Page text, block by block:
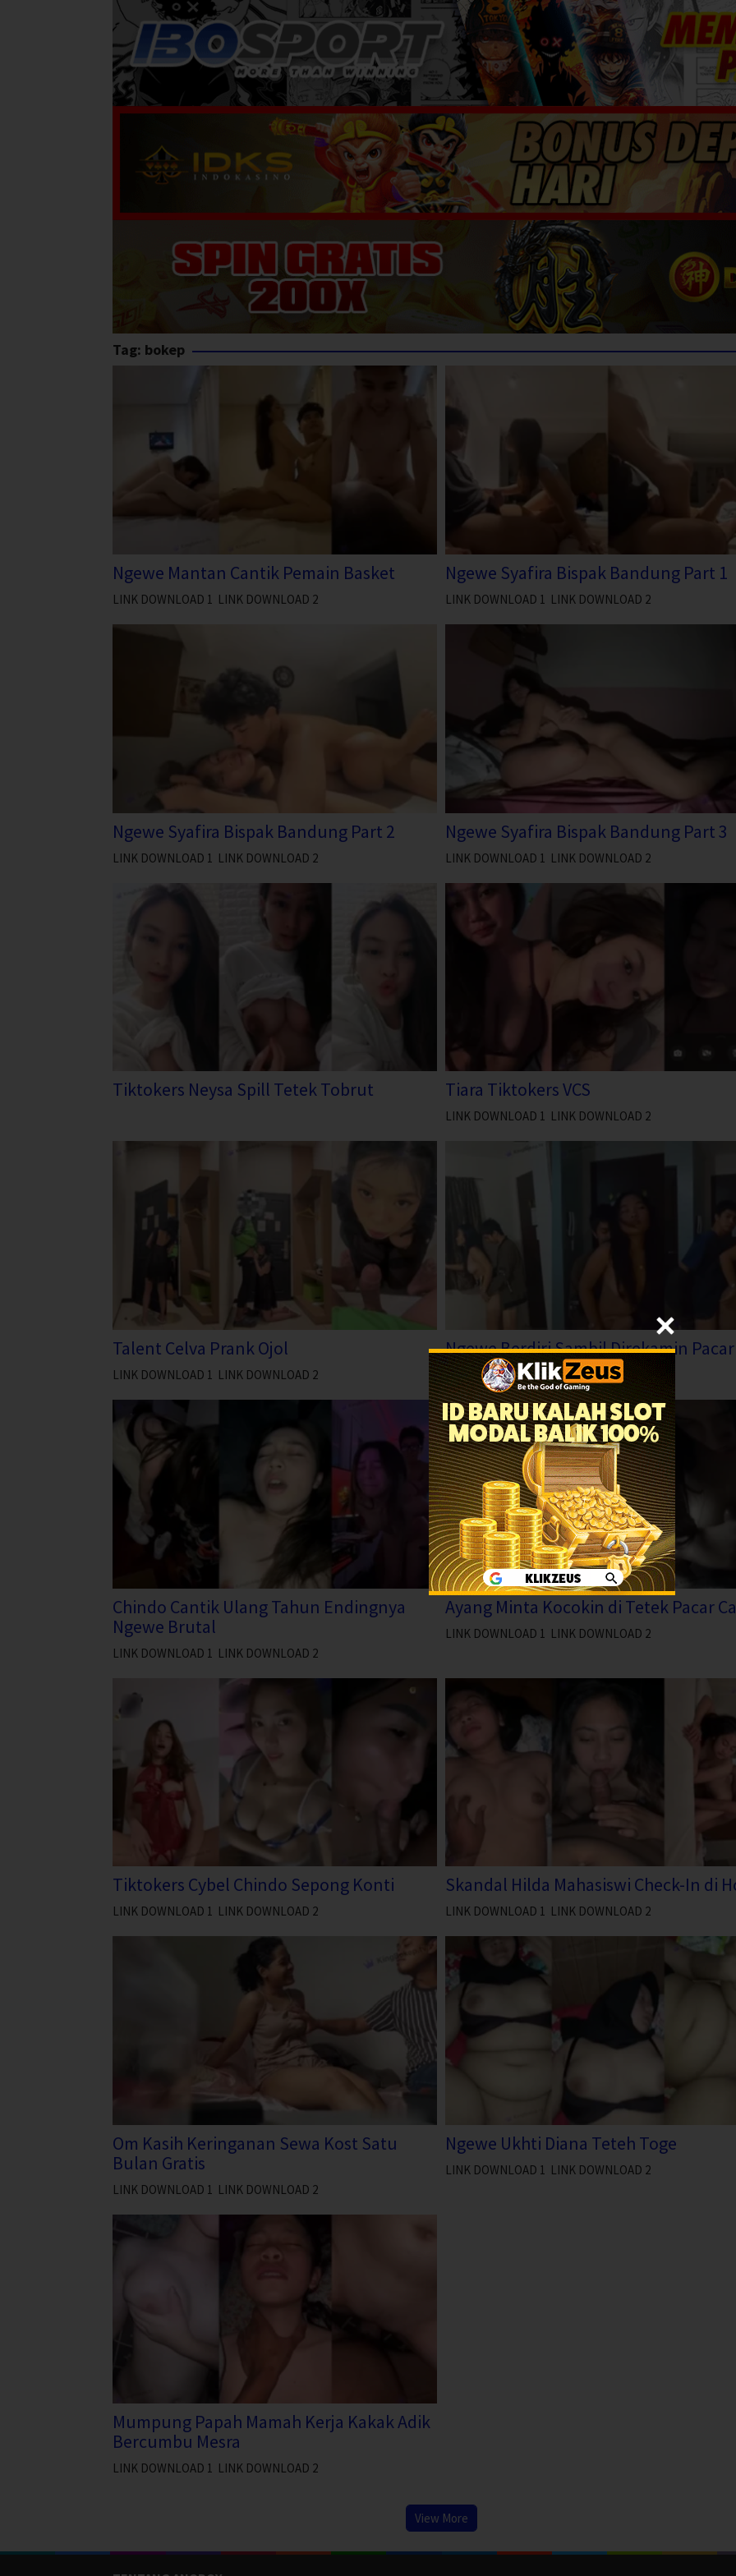
Tag: bokep
Ngewe Mantan Cantik Pemain Basket
LINK DOWNLOAD 1 LINK DOWNLOAD 2
Ngewe Syafira Bispak Bandung Part 1
LINK DOWNLOAD 1 LINK DOWNLOAD 2
Ngewe Syafira Bispak Bandung Part 2
LINK DOWNLOAD 1 LINK DOWNLOAD 2
Ngewe Syafira Bispak Bandung Part 3
LINK DOWNLOAD 1 LINK DOWNLOAD 2
Tiktokers Neysa Spill Tetek Tobrut Tiara Tiktokers VCS
LINK DOWNLOAD 1 LINK DOWNLOAD 2
Talent Celva Prank Ojol
LINK DOWNLOAD 1 LINK DOWNLOAD 2
Ngewe Berdiri Sambil Direkamin Pacar
LINK DOWNLOAD 1 LINK DOWNLOAD 2
Chindo Cantik Ulang Tahun Endingnya
Ngewe Brutal
LINK DOWNLOAD 1 LINK DOWNLOAD 2
Ayang Minta Kocokin di Tetek Pacar
LINK DOWNLOAD 1 LINK DOWNLOAD 2
Tiktokers Cybel Chindo Sepong Konti
LINK DOWNLOAD 1 LINK DOWNLOAD 2
Skandal Hilda Mahasiswi Check-In di
LINK DOWNLOAD 1 LINK DOWNLOAD 2
Om Kasih Keringanan Sewa Kost Satu
Bulan Gratis
LINK DOWNLOAD 1 LINK DOWNLOAD 2
Ngewe Ukhti Diana Teteh Toge
LINK DOWNLOAD 1 LINK DOWNLOAD 2
Mumpung Papah Mamah Kerja Kakak Adik
Bercumbu Mesra
LINK DOWNLOAD 1 LINK DOWNLOAD 2
View More